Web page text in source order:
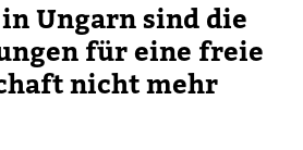
Ungarn sind die
für eine freie
nicht mehr